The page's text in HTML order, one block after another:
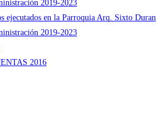
2019-2023
ejecutados en la Parroquia Arq. Sixto Duran
2019-2023
2016